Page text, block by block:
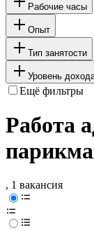
Рабочие часы
Опыт
Тип занятости
Уровень
Ещё фильтры
Работа
, 1 вакансия